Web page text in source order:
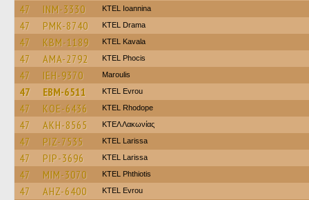
47 INM-3330 KTEL Ioannina
47 PMK-8740 KTEL Drama
47 KBM-1189 KTEL Kavala
47 AMA-2792 ΚΤΕL Phocis
47 IEH-9370 Maroulis
47 EBM-6511 KTEL Evrou
47 KOE-6436 KTEL Rhodope
47 AKH-8565 ΚΤΕΛ Λακωνίας
47 PIZ-7535 KTEL Larissa
47 PIP-3696 KTEL Larissa
47 MIM-3070 ΚΤΕL Phthiotis
47 AHZ-6400 KTEL Evrou